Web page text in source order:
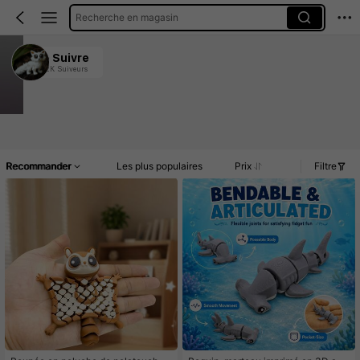
Recherche en magasin
DDTA
4.87
Suivre
1.2K Suiveurs
Recommander Les plus populaires Prix Filtre